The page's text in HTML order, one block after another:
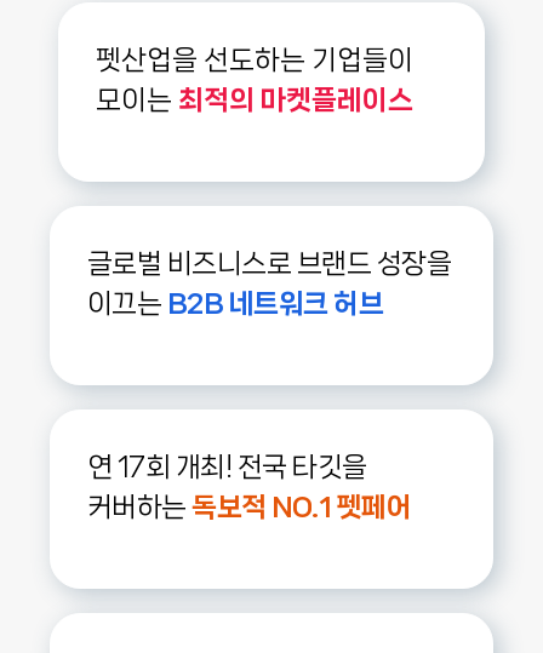
펫산업을 선도하는 기업들이
모이는 최적의 마켓플레이스
글로벌 비즈니스로 브랜드 성장을
이끄는 B2B 네트워크 허브
연 17회 개최! 전국 타깃을
커버하는독보적 NO.1 펫페어